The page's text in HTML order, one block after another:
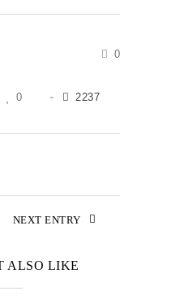
0
2237
0
NEXT ENTRY
ALSO LIKE